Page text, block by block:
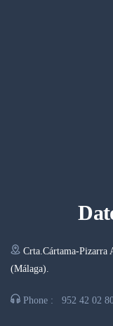
Crta.Cártama-Pizarra
(Málaga).
Phone : 952 42 02